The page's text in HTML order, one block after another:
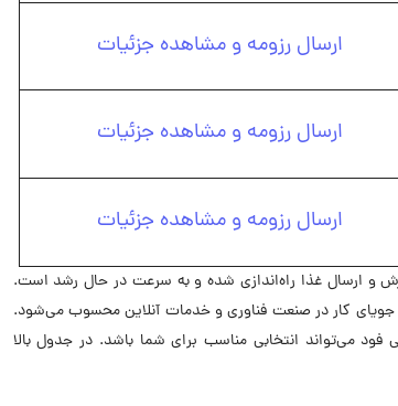
ارسال رزومه و مشاهده جزئیات
ارسال رزومه و مشاهده جزئیات
ارسال رزومه و مشاهده جزئیات
ارسال غذا راه‌اندازی شده و به سرعت در حال رشد است.
جویای کار در صنعت فناوری و خدمات آنلاین محسوب می‌شود.
می‌تواند انتخابی مناسب برای شما باشد. در جدول بالا